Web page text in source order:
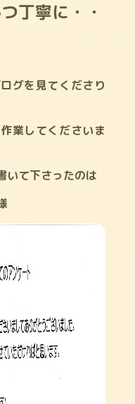
丁寧に・・
グを見てくださり
業してくださいま
いて下さったのは